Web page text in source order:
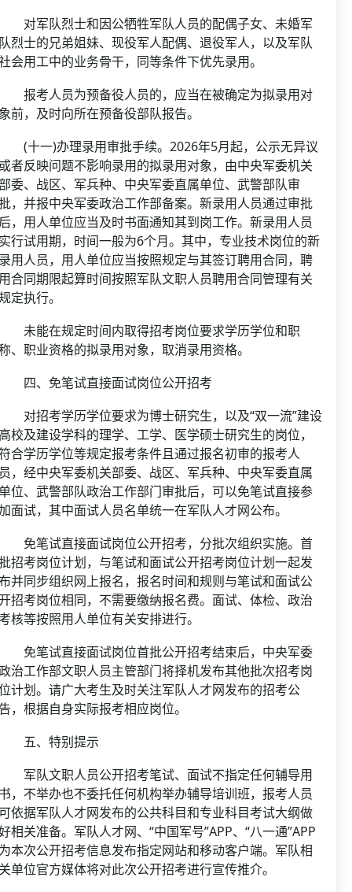
军队烈士和因公牺牲军队人员的配偶子女、未婚军
烈士的兄弟姐妹、现役军人配偶、退役军人，以及军队
会用工中的业务骨干，同等条件下优先录用。
考人员为预备役人员的，应当在被确定为拟录用对
前，及时向所在预备役部队报告。
十一)办理录用审批手续。2026年5月起，公示无异议
者反映问题不影响录用的拟录用对象，由中央军委机关
委、战区、军兵种、中央军委直属单位、武警部队审
，并报中央军委政治工作部备案。新录用人员通过审批
，用人单位应当及时书面通知其到岗工作。新录用人员
行试用期，时间一般为6个月。其中，专业技术岗位的新
用人员，用人单位应当按照规定与其签订聘用合同，聘
合同期限起算时间按照军队文职人员聘用合同管理有关
定执行。
能在规定时间内取得招考岗位要求学历学位和职
、职业资格的拟录用对象，取消录用资格。
、免笔试直接面试岗位公开招考
招考学历学位要求为博士研究生，以及“双一流”建设
校及建设学科的理学、工学、医学硕士研究生的岗位，
合学历学位等规定报考条件且通过报名初审的报考人
，经中央军委机关部委、战区、军兵种、中央军委直属
位、武警部队政治工作部门审批后，可以免笔试直接参
面试，其中面试人员名单统一在军队人才网公布。
笔试直接面试岗位公开招考，分批次组织实施。首
招考岗位计划，与笔试和面试公开招考岗位计划一起发
并同步组织网上报名，报名时间和规则与笔试和面试公
招考岗位相同，不需要缴纳报名费。面试、体检、政治
核等按照用人单位有关安排进行。
笔试直接面试岗位首批公开招考结束后，中央军委
治工作部文职人员主管部门将择机发布其他批次招考岗
计划。请广大考生及时关注军队人才网发布的招考公
，根据自身实际报考相应岗位。
、特别提示
队文职人员公开招考笔试、面试不指定任何辅导用
，不举办也不委托任何机构举办辅导培训班，报考人员
依据军队人才网发布的公共科目和专业科目考试大纲做
相关准备。军队人才网、“中国军号”APP、“八一通”APP
本次公开招考信息发布指定网站和移动客户端。军队相
单位官方媒体将对此次公开招考进行宣传推介。